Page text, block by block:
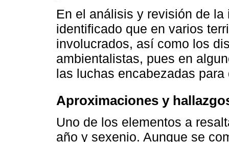
En el análisis y revisión de
identificado que en varios
involucrados, así como los
ambientalistas, pues en
las luchas encabezadas
Aproximaciones y
Uno de los elementos a
año y sexenio. Aunque se